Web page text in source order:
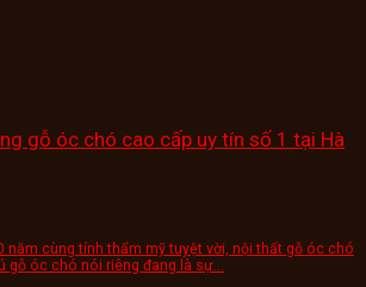
gỗ óc chó cao cấp uy tín số 1 tại Hà
năm cùng tính thẩm mỹ tuyệt vời, nội thất gỗ óc chó
gỗ óc chó nói riêng đang là sự...